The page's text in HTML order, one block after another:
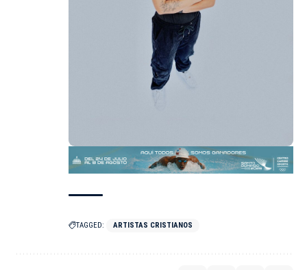
TAGGED: ARTISTAS CRISTIANOS